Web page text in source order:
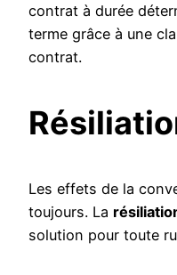
contrat à durée
terme grâce à une
contrat.
Les effets de la
toujours. La
solution pour toute